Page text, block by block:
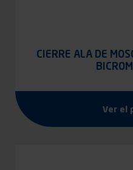
CIERRE ALA DE
Ver el